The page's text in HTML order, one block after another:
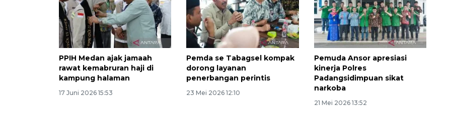
PPIH Medan ajak jamaah
rawat kemabruran haji di
kampung halaman
17 Juni 2026 15:53
Pemda se Tabagsel kompak
dorong layanan
penerbangan perintis
23 Mei 2026 12:10
Pemuda Ansor apresiasi
kinerja Polres
Padangsidimpuan sikat
narkoba
21 Mei 2026 13:52